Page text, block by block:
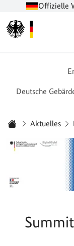
Offizielle
Deutsche
Aktuelles